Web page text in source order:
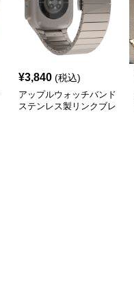
¥3,840 (税込)
アップルウォッチバンド
ステンレス製リンクブレ